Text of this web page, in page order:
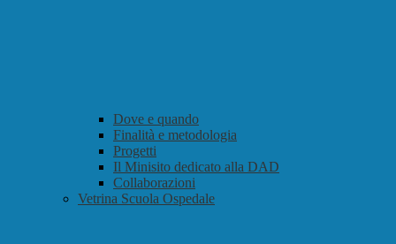
Dove e quando
Finalità e metodologia
Progetti
Il Minisito dedicato alla DAD
Collaborazioni
Vetrina Scuola Ospedale